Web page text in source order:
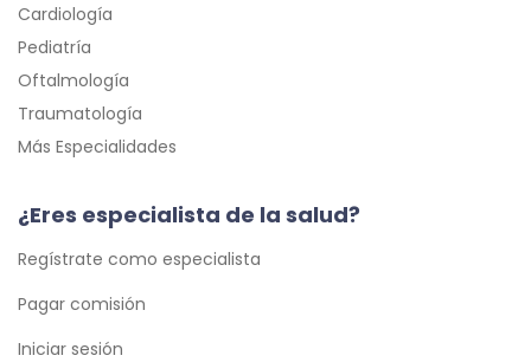
Cardiología
Pediatría
Oftalmología
Traumatología
Más Especialidades
¿Eres especialista de la salud?
Regístrate como especialista
Pagar comisión
Iniciar sesión